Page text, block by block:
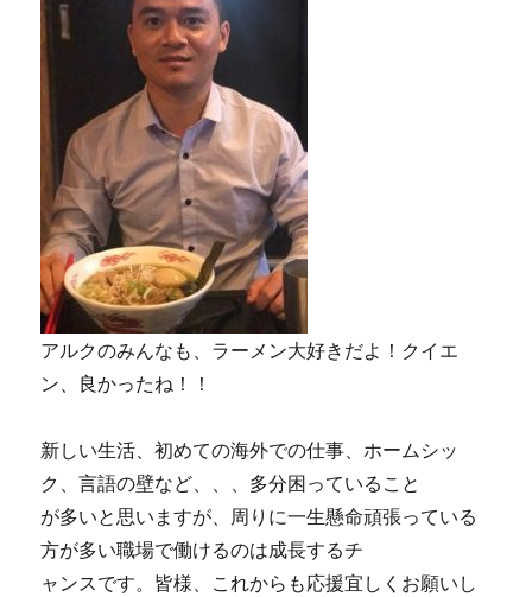
アルクのみんなも、ラーメン大好きだよ！クイエ
ン、良かったね！！
新しい生活、初めての海外での仕事、ホームシッ
ク、言語の壁など、、、多分困っていること
が多いと思いますが、周りに一生懸命頑張っている
方が多い職場で働けるのは成長するチ
ャンスです。皆様、これからも応援宜しくお願いし